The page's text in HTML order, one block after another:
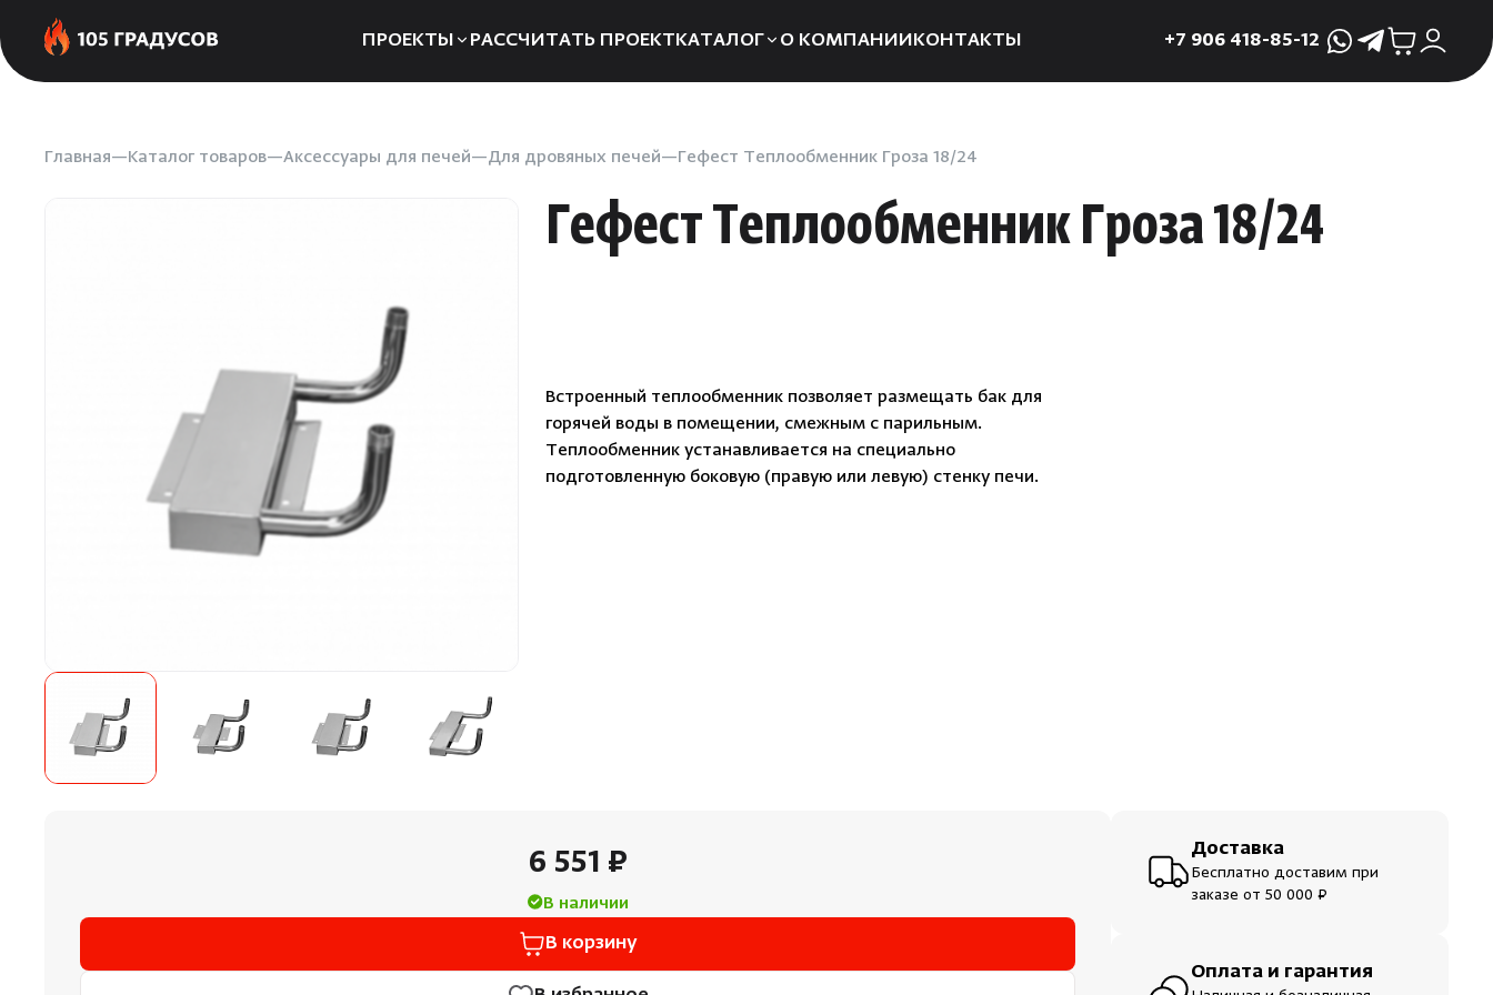
ПРОЕКТЫ РАССЧИТАТЬ ПРОЕКТКАТАЛОГ
Дровяные печи
Пульты управления
Пиломатериалы
Запчасти
Для хаммама
системы слива
Интерьер
Инфракрасные сауны
О КОМПАНИИКОНТАКТЫ +7 906 418-85-12
WhatsApp
Telegram
Главная Каталог товаров Аксессуары для печей Для дровяных печей Гефест Теплообменник Гроза 18/24
Гефест Теплообменник Гроза 18/24
Встроенный теплообменник позволяет размещать бак для
горячей воды в помещении, смежным с парильным.
Теплообменник устанавливается на специально
подготовленную боковую (правую или левую) стенку печи.
6 551 ₽
В наличии
В корзину
Доставка
Бесплатно доставим при
заказе от 50 000 ₽
Оплата и гарантия